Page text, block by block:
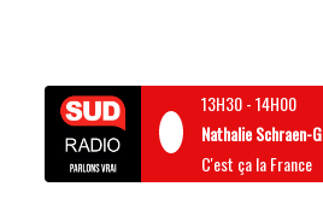
13H30-14H00
Nathalie Schraen-
C'est ça la France